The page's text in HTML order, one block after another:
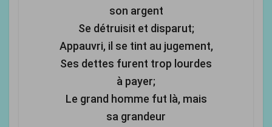
son argent
Se détruisit et disparut;
Appauvri, il se tint au jugement,
Ses dettes furent trop lourdes
à payer;
Le grand homme fut là, mais
sa grandeur